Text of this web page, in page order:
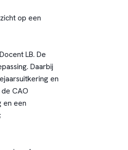
op een
LB. De
Daarbij
en
CAO
en een